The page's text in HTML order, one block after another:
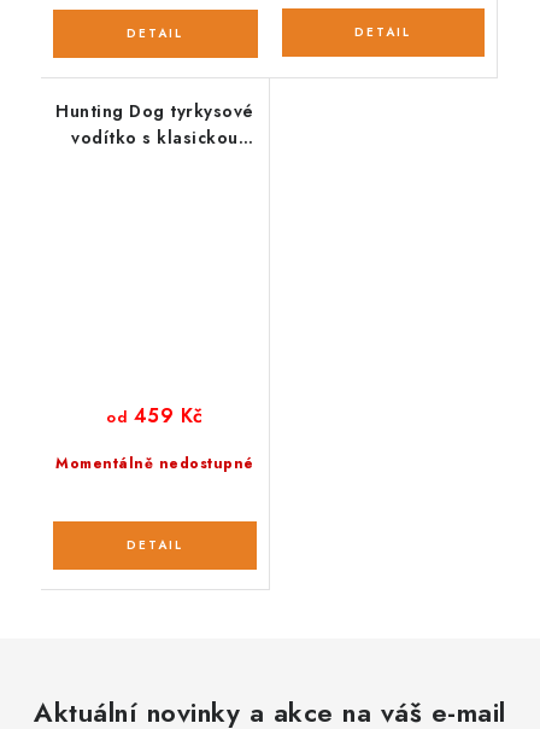
Hunting Dog tyrkysové
vodítko s klasickou
Momentálně nedostupné
od 459 Kč
Aktuální novinky a akce na váš e-mail